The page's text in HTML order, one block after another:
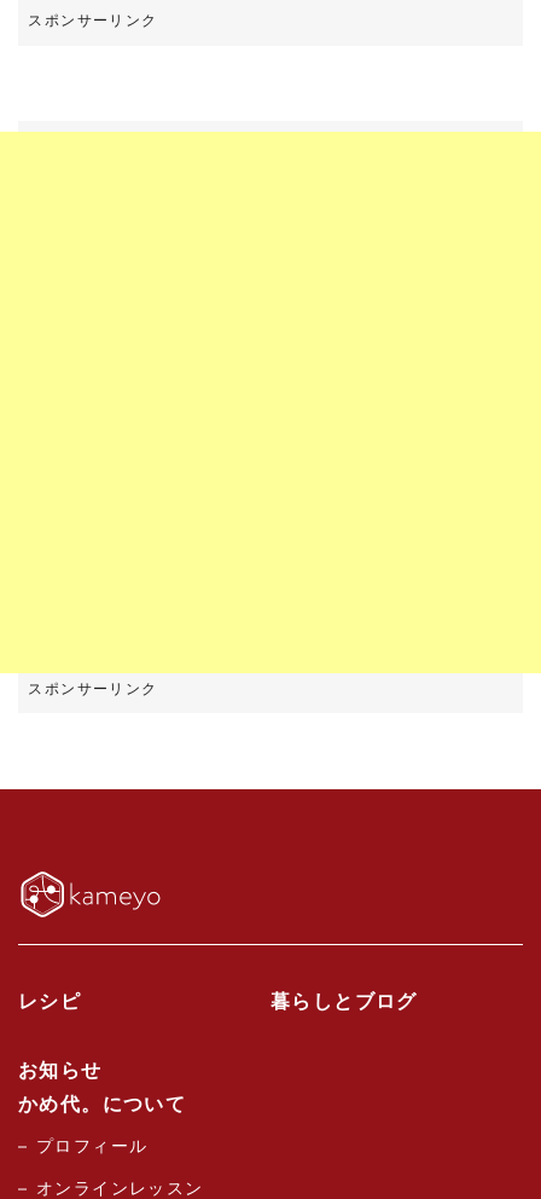
レシピ 暮らしとブログ
お知らせ
かめ代。について
プロフィール
オンラインレッスン